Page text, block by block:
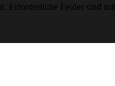
Erforderliche Felder sind mit